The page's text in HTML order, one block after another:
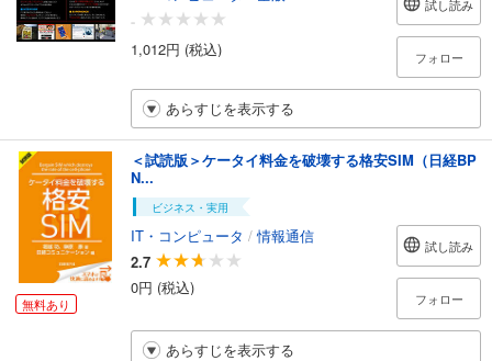
-
1,012円 (税込)
試し読み
フォロー
あらすじを表示する
無料あり
＜試読版＞ケータイ料金を破壊する格安SIM（日経BP
N...
ビジネス・実用
IT・コンピュータ /情報通信
2.7
0円 (税込)
試し読み
フォロー
あらすじを表示する